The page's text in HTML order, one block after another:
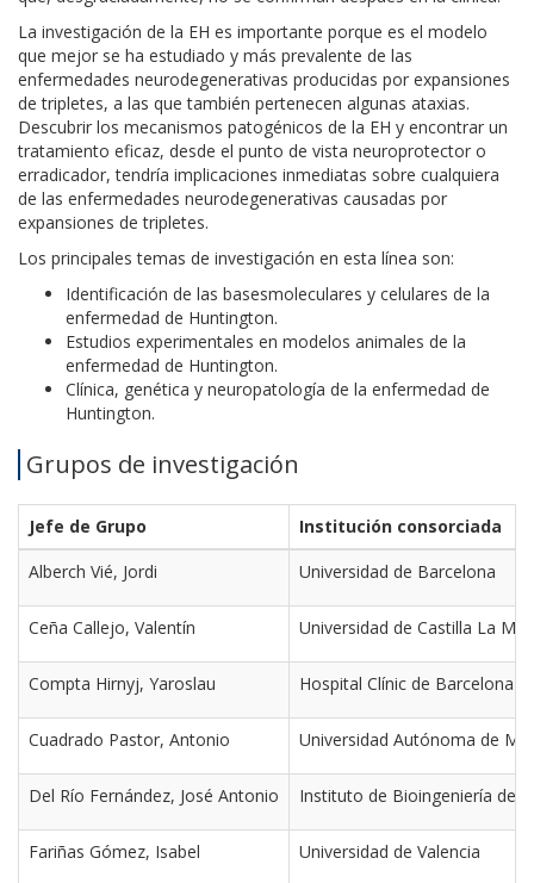
La investigación de la EH es importante porque es el modelo
que mejor se ha estudiado y más prevalente de las
enfermedades neurodegenerativas producidas por expansiones
de tripletes, a las que también pertenecen algunas ataxias.
Descubrir los mecanismos patogénicos de la EH y encontrar un
tratamiento eficaz, desde el punto de vista neuroprotector o
erradicador, tendría implicaciones inmediatas sobre cualquiera
de las enfermedades neurodegenerativas causadas por
expansiones de tripletes.
Los principales temas de investigación en esta línea son:
Identificación de las basesmoleculares y celulares de la
enfermedad de Huntington.
Estudios experimentales en modelos animales de la
enfermedad de Huntington.
Clínica, genética y neuropatología de la enfermedad de
Huntington.
Grupos de investigación
Jefe de Grupo
Institución consorciada
Alberch Vié, Jordi
Universidad de Barcelona
Ceña Callejo, Valentín Universidad de Castilla La
Compta Hirnyj, Yaroslau Hospital Clínic de Barcelona
Cuadrado Pastor, Antonio Universidad Autónoma de
Del Río Fernández, José Antonio Instituto de Bioingeniería de
Fariñas Gómez, Isabel Universidad de Valencia